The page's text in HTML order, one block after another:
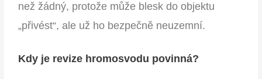
než žádný, protože může blesk do objektu
„přivést“, ale už ho bezpečně neuzemní.
Kdy je revize hromosvodu povinná?